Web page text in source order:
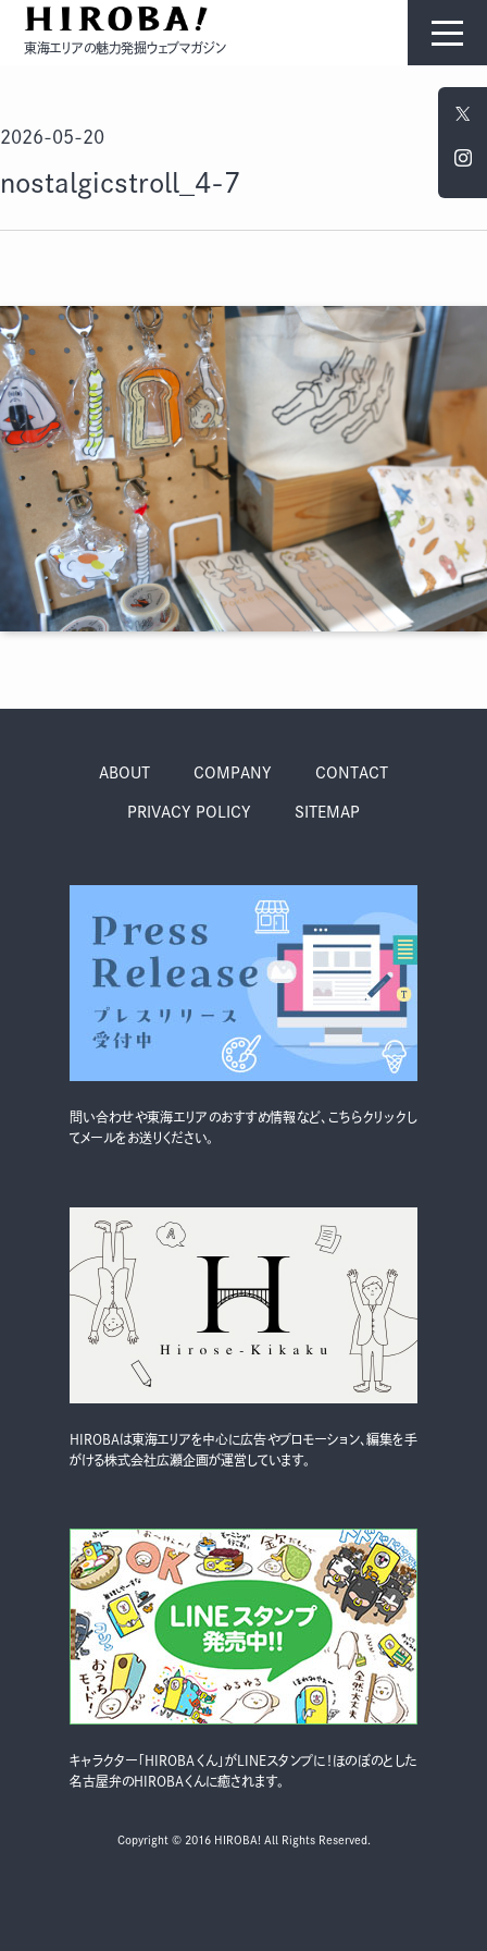
東海エリアの魅力発掘ウェブマガジン
コンテンツ
モノ ひと
季節・まち まち・スポット
グルメ・まち イベント
お問い合わせ
検索する
CLOSE
2026-05-20
nostalgicstroll_4-7
ABOUT COMPANY CONTACT
PRIVACY POLICY SITEMAP
問い合わせや東海エリアのおすすめ情報など、こちらクリックし
てメールをお送りください。
HIROBAは東海エリアを中心に広告やプロモーション、編集を手
がける株式会社広瀬企画が運営しています。
キャラクター「HIROBAくん」がLINEスタンプに！ほのぼのとした
名古屋弁のHIROBAくんに癒されます。
Copyright © 2016 HIROBA! All Rights Reserved.